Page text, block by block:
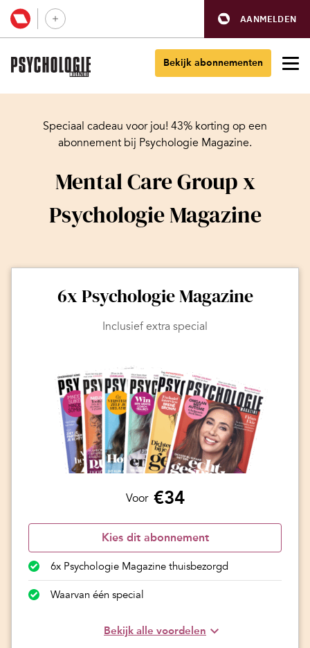
AANMELDEN
Bekijk abonnementen
Speciaal cadeau voor jou! 43% korting op een
abonnement bij Psychologie Magazine.
Mental Care Group x
Psychologie Magazine
6x Psychologie Magazine
Inclusief extra special
Voor €34
Kies dit abonnement
6x Psychologie Magazine thuisbezorgd
Waarvan één special
Bekijk alle voordelen